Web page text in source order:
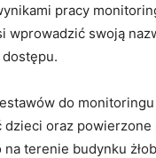
pracy
wprowadzić swoją
dostępu.
do
dzieci oraz
terenie budynku